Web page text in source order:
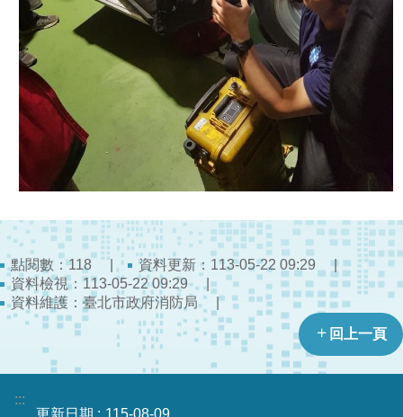
保
護
專
區
性
別
專
區
申
請
案
件
災
點閱數：118
資料更新：113-05-22 09:29
資料檢視：113-05-22 09:29
資料維護：臺北市政府消防局
回上一頁
:::
更新日期
115-08-09